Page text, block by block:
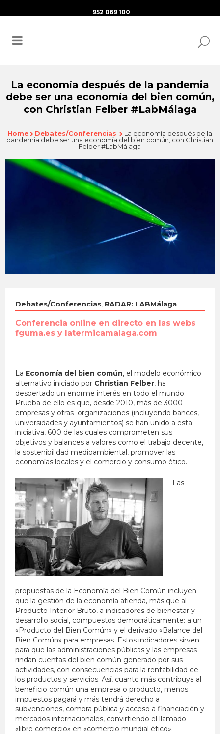
952 069 100
La economía después de la pandemia
debe ser una economía del bien común,
con Christian Felber #LabMálaga
Home Debates/Conferencias
La economía después de la
pandemia debe ser una economía del bien común, con Christian
Felber #LabMálaga
Debates/Conferencias, RADAR: LABMálaga
Conferencia online en directo en las webs
fguma.es y latermicamalaga.com
La Economía del bien común, el modelo económico
alternativo iniciado por Christian Felber, ha
despertado un enorme interés en todo el mundo.
Prueba de ello es que, desde 2010, más de 3000
empresas y otras organizaciones (incluyendo bancos,
universidades y ayuntamientos) se han unido a esta
iniciativa, 600 de las cuales comprometen sus
objetivos y balances a valores como el trabajo decente,
la sostenibilidad medioambiental, promover las
economías locales y el comercio y consumo ético.
Las
propuestas de la Economía del Bien Común incluyen
que la gestión de la economía atienda, más que al
Producto Interior Bruto, a indicadores de bienestar y
desarrollo social, compuestos democráticamente: a un
«Producto del Bien Común» y el derivado «Balance del
Bien Común» para empresas. Estos indicadores sirven
para que las administraciones públicas y las empresas
rindan cuentas del bien común generado por sus
actividades, con consecuencias para la rentabilidad de
los productos y servicios. Así, cuanto más contribuya al
beneficio común una empresa o producto, menos
impuestos pagará y más tendrá derecho a
subvenciones, compra pública y acceso a financiación y
mercados internacionales, convirtiendo el llamado
«libre comercio» en «comercio mundial ético».